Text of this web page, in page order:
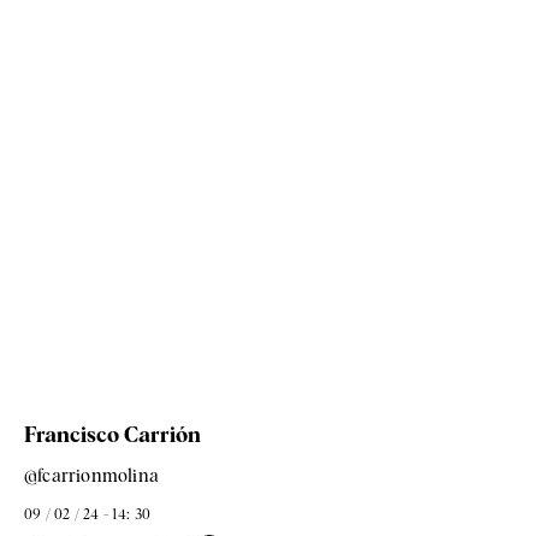
Francisco Carrión
@fcarrionmolina
09 / 02 / 24 - 14: 30